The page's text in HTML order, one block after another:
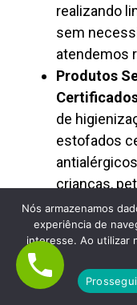
realizando
sem
atendemos
Produtos
de
estofados
crianças,
Preço
Custo-
limpeza de
orçamento
sendo
Nós armazenamos
experiência de
interesse. Ao utilizar